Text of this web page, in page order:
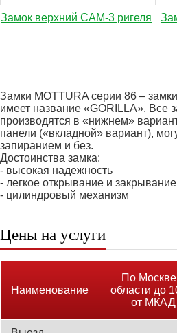
Замок верхний САМ-3 ригеля
Замки MOTTURA серии 86 –
имеет название «GORILLA». Все
производятся в «нижнем»
панели («вкладной» вариант),
запиранием и без.
Достоинства замка:
- высокая надежность
- легкое открывание и закрывание
- цилиндровый механизм
Цены на услуги
Наименование
По
области до
от МКАД